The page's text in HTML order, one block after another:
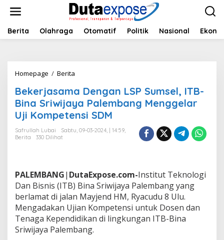
t
Berita Olahraga Otomatif Politik Nasional
Homepage / Berita
k
e
r
j
a
D
e
n
g
a
n
L
S
Bekerjasama Dengan LSP Sumsel, ITB-
Bina Sriwijaya Palembang Menggelar
Uji Kompetensi SDM
Safrullah Lubai
Sabtu, 09-03-2024, | 14:59,
Berita
330 Dilihat
PALEMBANG| DutaExpose.com-Institut Teknologi
Dan Bisnis (ITB) Bina Sriwijaya Palembang yang
berlamat di jalan Mayjend HM, Ryacudu 8 Ulu.
Mengadakan Ujian Kompetensi untuk Dosen dan
Tenaga Kependidikan di lingkungan ITB-Bina
Sriwijaya Palembang.